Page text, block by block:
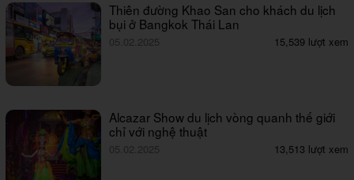
Thiên đường Khao San cho khách du lịch
bụi ở Bangkok Thái Lan
05.02.2025 15,539 lượt xem
Alcazar Show du lịch vòng quanh thế giới
chỉ với nghệ thuật
05.02.2025 13,513 lượt xem